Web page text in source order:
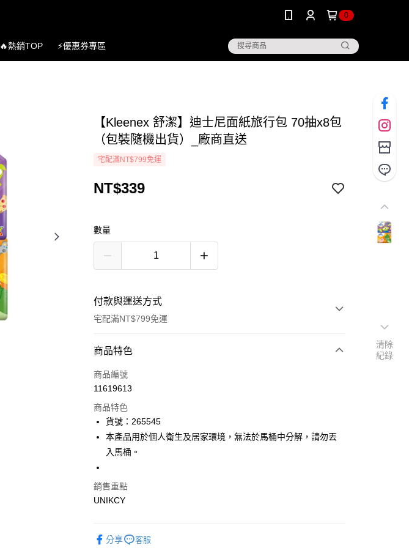
0
🔥熱銷TOP ⚡優惠券專區
【Kleenex 舒潔】迪士尼面紙旅行包 70抽x8包
（包裝隨機出貨）_廠商直送
宅配滿NT$799免運
NT$339
數量
付款與運送方式
宅配滿NT$799免運
付款方式
icash Pay
LINE Pay
Apple Pay
悠遊付
商品特色
商品編號
11619613
商品特色
貨號：265545
本產品用於個人衛生及居家環境，無法於馬桶中分解，請勿丟
入馬桶。
銷售重點
UNIKCY
分享 客服
清除
紀錄